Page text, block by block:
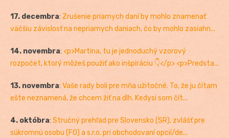
17. decembra: Zrušenie priamych daní by mohlo znamenať
väčšiu závislosť na nepriamych daniach, čo by mohlo zasiahn...
14. novembra: <p>Martina, tu je jednoduchý vzorový
rozpočet, ktorý môžeš použiť ako inšpiráciu 👇</p> <p>Predsta...
13. novembra: Vaše rady boli pre mňa užitočné. To, že ju čítam
ešte neznamená, že chcem žiť na dlh. Kedysi som čít...
4. októbra: Stručný prehľad pre Slovensko (SR), zvlášť pre
súkromnú osobu (FO) a s.r.o. pri obchodovaní opcií/de...